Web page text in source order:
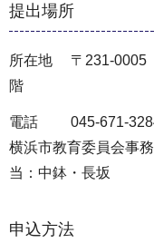
提出場所
所在地 〒231-0005
階
電話 045-671-
横浜市教育委員会事
当：中鉢・長坂
申込方法